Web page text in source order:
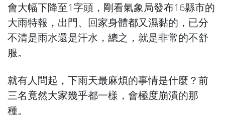
會大幅下降至1字頭，剛看氣象局發布16縣市的
大雨特報，出門、回家身體都又濕黏的，已分
不清是雨水還是汗水，總之，就是非常的不舒
服。
就有人問起，下雨天最麻煩的事情是什麼？前
三名竟然大家幾乎都一樣，會極度崩潰的那
種。